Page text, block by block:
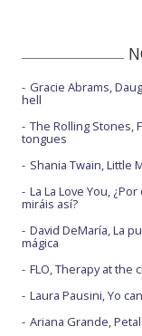
Gracie Abrams,
hell
The Rolling Stones,
tongues
Shania Twain, Little
La La Love You,
miráis así?
David DeMaría, La
mágica
FLO, Therapy at the
Laura Pausini, Yo
Ariana Grande, Petal